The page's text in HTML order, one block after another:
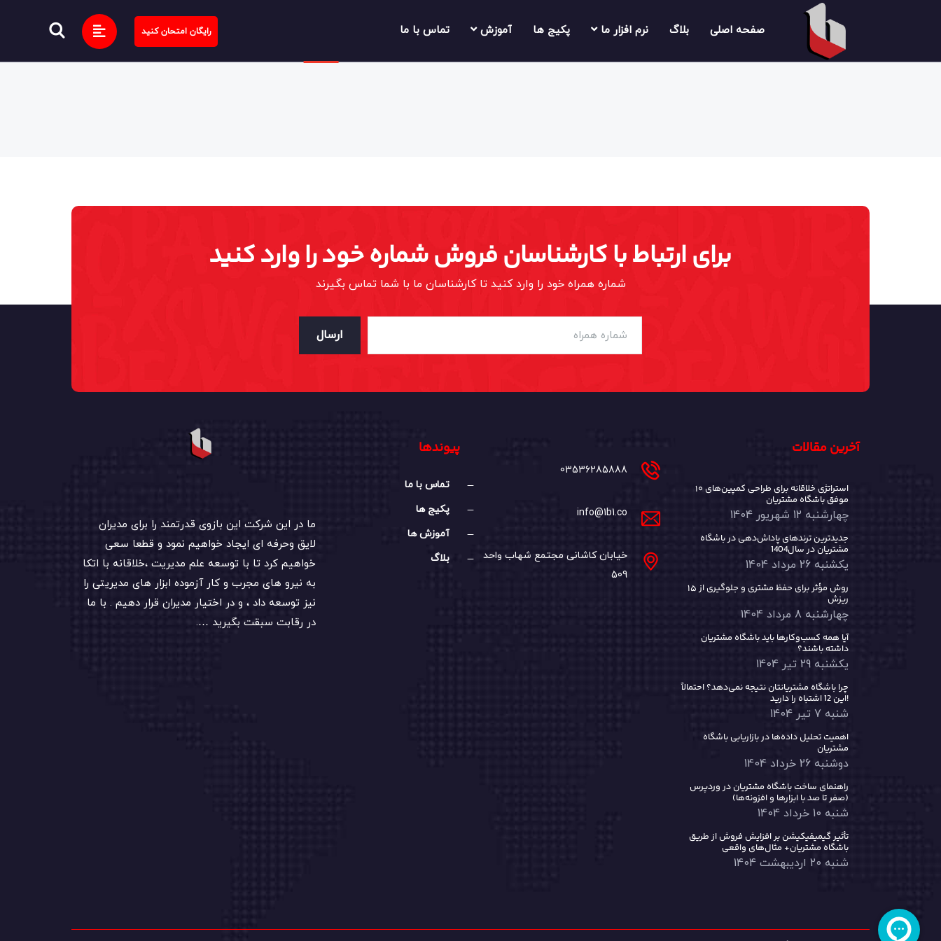
صفحه اصلی بلاگ نرم افزار ما پکیج ها آموزش تماس با ما رایگان امتحان کنید
برای ارتباط با کارشناسان فروش شماره خود را وارد کنید
شماره همراه خود را وارد کنید تا کارشناسان ما با شما تماس بگیرند
ارسال
ما در این شرکت این بازوی قدرتمند را برای مدیران
لایق وحرفه ای ایجاد خواهیم نمود و قطعا سعی
خواهیم کرد تا با توسعه علم مدیریت ،خلاقانه با اتکا
به نیرو های مجرب و کار آزموده ابزار های مدیریتی را
نیز توسعه داد ، و در اختیار مدیران قرار دهیم . با ما
در رقابت سبقت بگیرید ….
پیوندها
تماس با ما
پکیج ها
آموزش ها
بلاگ
03536285888
info@1b1.co
خیابان کاشانی مجتمع شهاب واحد
509
آخرین مقالات
۱۰ استراتژی خلاقانه برای طراحی کمپین‌های
موفق باشگاه مشتریان
چهارشنبه 12 شهریور 1404
جدیدترین ترندهای پاداش‌دهی در باشگاه
مشتریان در سال1404
یکشنبه 26 مرداد 1404
۱۵ روش مؤثر برای حفظ مشتری و جلوگیری از
ریزش
چهارشنبه 8 مرداد 1404
آیا همه کسب‌وکارها باید باشگاه مشتریان
داشته باشند؟
یکشنبه 29 تیر 1404
چرا باشگاه مشتریانتان نتیجه نمی‌دهد؟ احتمالاً
این 12 اشتباه را دارید!
شنبه 7 تیر 1404
اهمیت تحلیل داده‌ها در بازاریابی باشگاه
مشتریان
دوشنبه 26 خرداد 1404
راهنمای ساخت باشگاه مشتریان در وردپرس
(صفر تا صد با ابزارها و افزونه‌ها)
شنبه 10 خرداد 1404
تأثیر گیمیفیکیشن بر افزایش فروش از طریق
باشگاه مشتریان+ مثال‌های واقعی
شنبه 20 اردیبهشت 1404